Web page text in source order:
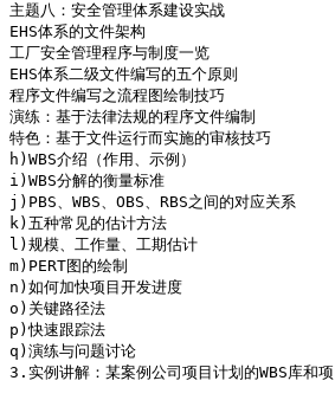
主题八：安全管理体系建设实战
EHS体系的文件架构
工厂安全管理程序与制度一览
EHS体系二级文件编写的五个原则
程序文件编写之流程图绘制技巧
演练：基于法律法规的程序文件编制
特色：基于文件运行而实施的审核技巧
h)WBS介绍（作用、示例）
i)WBS分解的衡量标准
j)PBS、WBS、OBS、RBS之间的对应关系
k)五种常见的估计方法
l)规模、工作量、工期估计
m)PERT图的绘制
n)如何加快项目开发进度
o)关键路径法
p)快速跟踪法
q)演练与问题讨论
3.实例讲解：某案例公司项目计划的WBS库和